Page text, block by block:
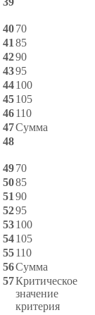
4070
41 85
4290
4395
44100
45105
46110
47Сумма
48
4970
5085
51 90
5295
53100
54105
55110
56Сумма
57Критическое
значение
критерия